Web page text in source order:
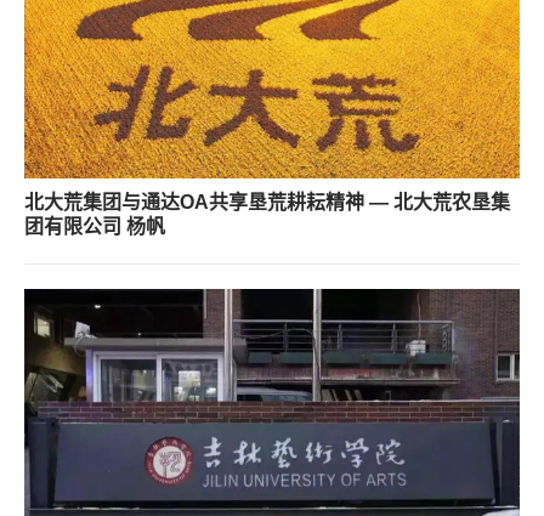
北大荒集团与通达OA共享垦荒耕耘精神 — 北大荒农垦集
团有限公司 杨帆